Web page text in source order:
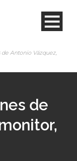
de Antonio Vázquez,
de